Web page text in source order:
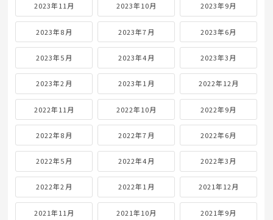
2023年11月 2023年10月 2023年9月
2023年8月 2023年7月 2023年6月
2023年5月 2023年4月 2023年3月
2023年2月 2023年1月 2022年12月
2022年11月 2022年10月 2022年9月
2022年8月 2022年7月 2022年6月
2022年5月 2022年4月 2022年3月
2022年2月 2022年1月 2021年12月
2021年11月 2021年10月 2021年9月